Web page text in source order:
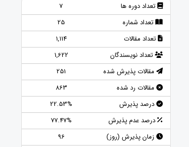
تعداد دوره ها
7
تعداد شماره
25
تعداد مقالات
1,114
تعداد نویسندگان
1,622
مقالات پذیرش شده
251
مقالات رد شده
863
درصد پذیرش
22.53%
درصد عدم پذیرش
77.47%
زمان پذیرش (روز)
96